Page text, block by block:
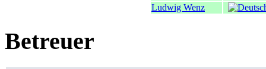
Ludwig Wenz
Betreuer